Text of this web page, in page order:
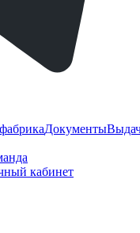
Документы
кабинет